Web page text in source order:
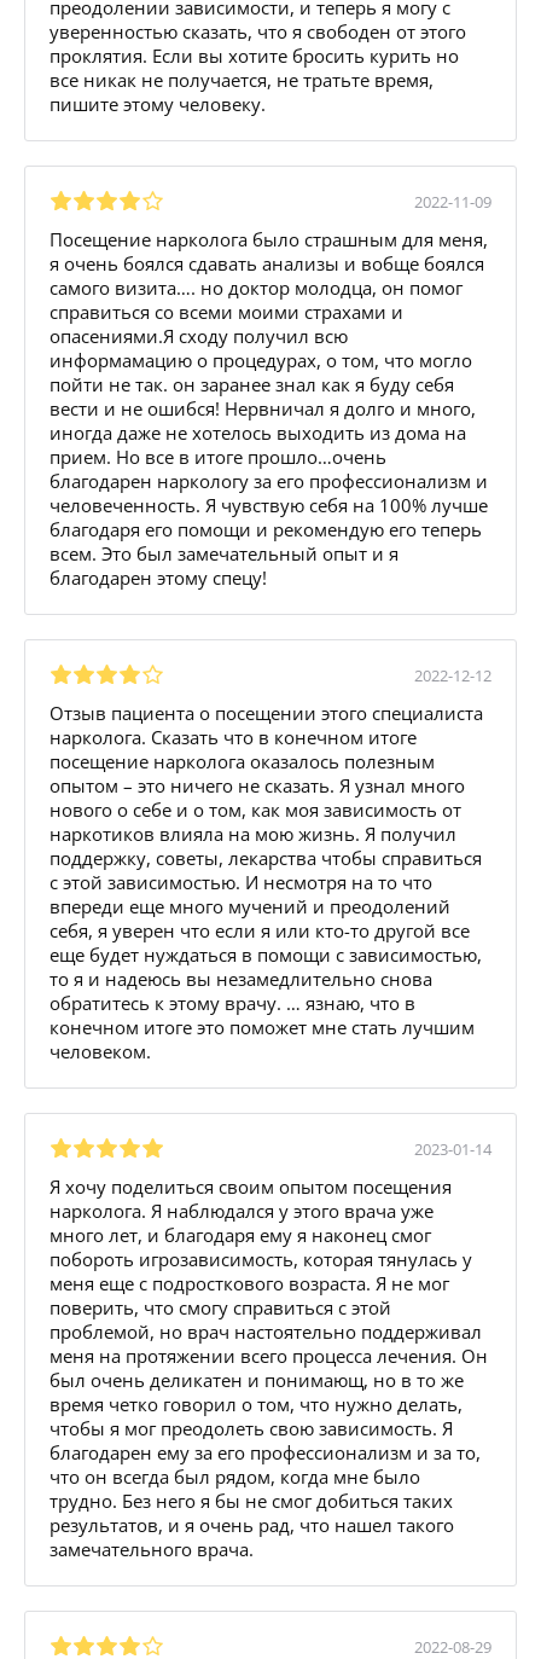
преодолении зависимости, и теперь я могу с
уверенностью сказать, что я свободен от этого
проклятия. Если вы хотите бросить курить но
все никак не получается, не тратьте время,
пишите этому человеку.
2022-11-09
Посещение нарколога было страшным для меня,
я очень боялся сдавать анализы и вобще боялся
самого визита…. но доктор молодца, он помог
справиться со всеми моими страхами и
опасениями.Я сходу получил всю
информамацию о процедурах, о том, что могло
пойти не так. он заранее знал как я буду себя
вести и не ошибся! Нервничал я долго и много,
иногда даже не хотелось выходить из дома на
прием. Но все в итоге прошло…очень
благодарен наркологу за его профессионализм и
человеченность. Я чувствую себя на 100% лучше
благодаря его помощи и рекомендую его теперь
всем. Это был замечательный опыт и я
благодарен этому спецу!
2022-12-12
Отзыв пациента о посещении этого специалиста
нарколога. Сказать что в конечном итоге
посещение нарколога оказалось полезным
опытом – это ничего не сказать. Я узнал много
нового о себе и о том, как моя зависимость от
наркотиков влияла на мою жизнь. Я получил
поддержку, советы, лекарства чтобы справиться
с этой зависимостью. И несмотря на то что
впереди еще много мучений и преодолений
себя, я уверен что если я или кто-то другой все
еще будет нуждаться в помощи с зависимостью,
то я и надеюсь вы незамедлительно снова
обратитесь к этому врачу. … язнаю, что в
конечном итоге это поможет мне стать лучшим
человеком.
2023-01-14
Я хочу поделиться своим опытом посещения
нарколога. Я наблюдался у этого врача уже
много лет, и благодаря ему я наконец смог
побороть игрозависимость, которая тянулась у
меня еще с подросткового возраста. Я не мог
поверить, что смогу справиться с этой
проблемой, но врач настоятельно поддерживал
меня на протяжении всего процесса лечения. Он
был очень деликатен и понимающ, но в то же
время четко говорил о том, что нужно делать,
чтобы я мог преодолеть свою зависимость. Я
благодарен ему за его профессионализм и за то,
что он всегда был рядом, когда мне было
трудно. Без него я бы не смог добиться таких
результатов, и я очень рад, что нашел такого
замечательного врача.
2022-08-29